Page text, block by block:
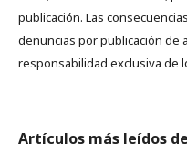
publicación. Las
denuncias por publicación de
responsabilidad exclusiva de
Artículos más leídos